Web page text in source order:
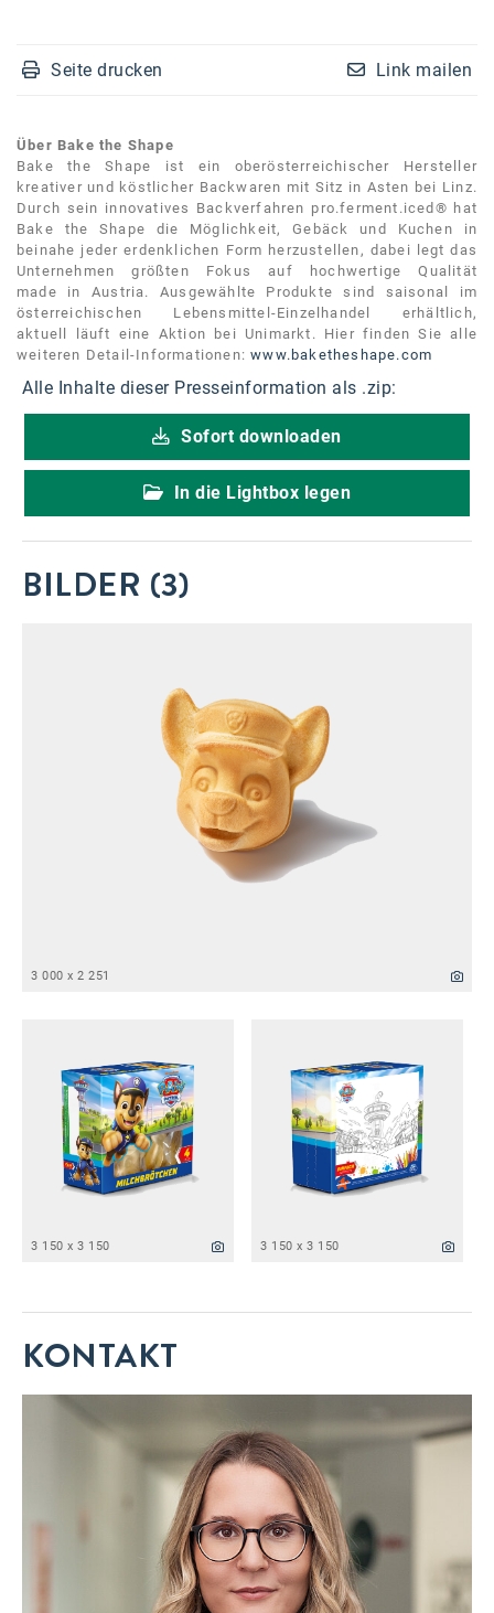
Seite drucken Link mailen
Über Bake the Shape
Bake the Shape ist ein oberösterreichischer Hersteller
kreativer und köstlicher Backwaren mit Sitz in Asten bei Linz.
Durch sein innovatives Backverfahren pro.ferment.iced® hat
Bake the Shape die Möglichkeit, Gebäck und Kuchen in
beinahe jeder erdenklichen Form herzustellen, dabei legt das
Unternehmen größten Fokus auf hochwertige Qualität
made in Austria. Ausgewählte Produkte sind saisonal im
österreichischen Lebensmittel-Einzelhandel erhältlich,
aktuell läuft eine Aktion bei Unimarkt. Hier finden Sie alle
weiteren Detail-Informationen:www.baketheshape.com
Alle Inhalte dieser Presseinformation als .zip:
Sofort downloaden
In die Lightbox legen
BILDER (3)
3 000 x 2 251
3 150 x 3 150 3 150 x 3 150
KONTAKT